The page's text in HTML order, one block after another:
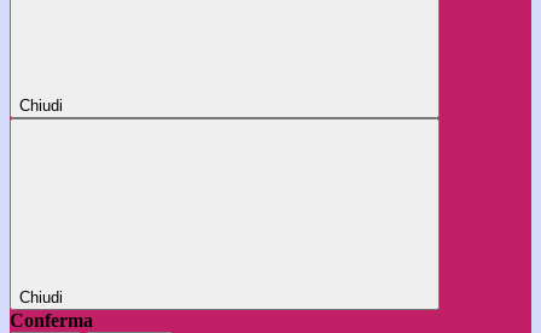
Chiudi
Chiudi
Conferma